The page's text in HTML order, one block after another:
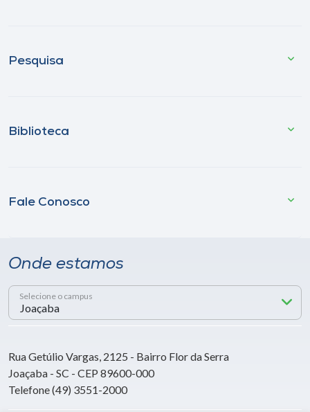
Pesquisa
Biblioteca
Fale Conosco
Onde estamos
Selecione o campus
Rua Getúlio Vargas, 2125 - Bairro Flor da Serra
Joaçaba - SC - CEP 89600-000
Telefone (49) 3551-2000